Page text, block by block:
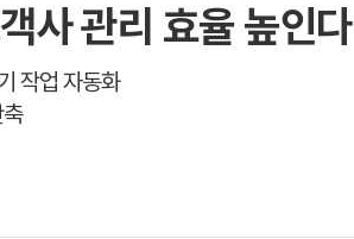
사 관리 효율 높인다
작업 자동화